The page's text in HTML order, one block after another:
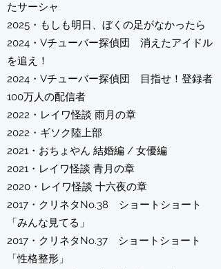
たサーシャ
​2025・もしも明日、ぼくの足がなかったら
​2024・Vチューバー探偵団 消えたアイドル
を追え！
​2024・Vチューバー探偵団 目指せ！登録者
100万人の配信者
2022・レイワ怪談 雨月の章
​2022・ギソク陸上部
​2021・おちょやん 結婚編 / 女優編
2021・ レイワ怪談 青月の章
2020・ レイワ怪談 十六夜の章
2017・クリネタNo.38 ショートショート
「みんな見てる」
2017・クリネタNo.37 ショートショート
「性格整形」